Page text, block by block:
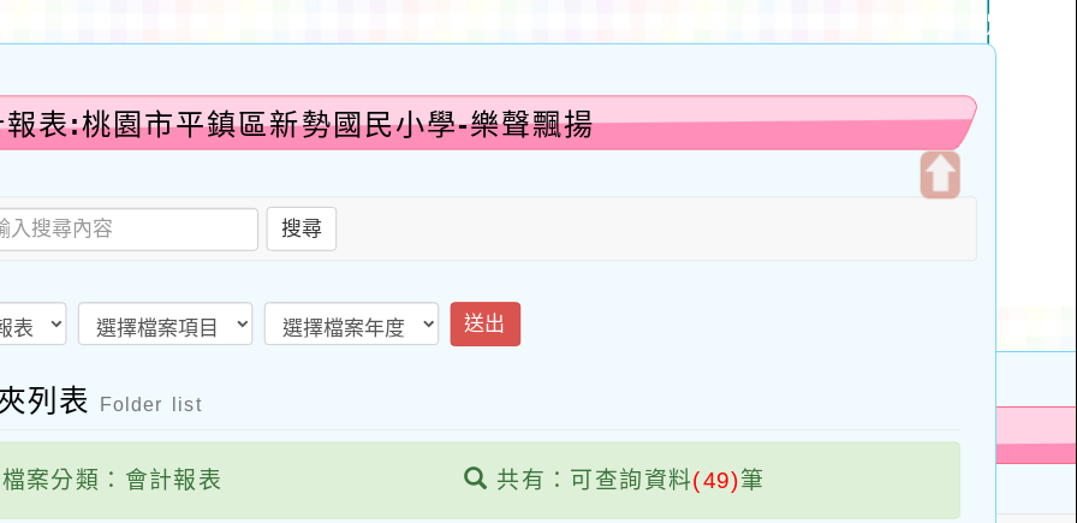
報表:桃園市平鎮區新勢國民小學-樂聲飄揚
搜尋
送出
列表 Folder list
案分類：會計報表 共有：可查詢資料(49)筆